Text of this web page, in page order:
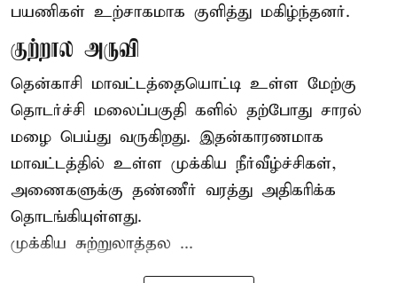
பயணிகள் உற்சாகமாக குளித்து மகிழ்ந்தனர்.
குற்றால அருவி
தென்காசி மாவட்டத்தையொட்டி உள்ள மேற்கு
தொடர்ச்சி மலைப்பகுதி களில் தற்போது சாரல்
மழை பெய்து வருகிறது. இதன்காரணமாக
மாவட்டத்தில் உள்ள முக்கிய நீர்வீழ்ச்சிகள்,
அணைகளுக்கு தண்ணீர் வரத்து அதிகரிக்க
தொடங்கியுள்ளது.
முக்கிய சுற்றுலாத்தல ...